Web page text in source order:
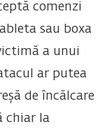
comenzi
sau boxa
a unui
ar putea
de încălcare
chiar la